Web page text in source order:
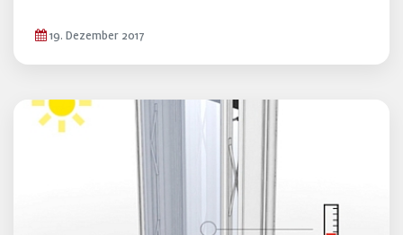
19. Dezember 2017